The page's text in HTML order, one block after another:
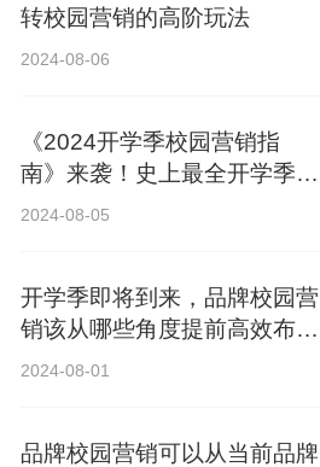
转校园营销的高阶玩法
2024-08-06
《2024开学季校园营销指
南》来袭！史上最全开学季营
销攻略！
2024-08-05
开学季即将到来，品牌校园营
销该从哪些角度提前高效布
局？
2024-08-01
品牌校园营销可以从当前品牌